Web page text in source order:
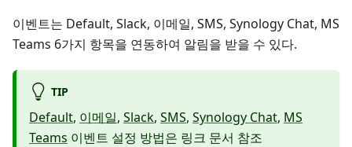
이벤트는 Default, Slack, 이메일, SMS, Synology Chat, MS
Teams 6가지 항목을 연동하여 알림을 받을 수 있다.
TIP
Default, 이메일, Slack, SMS, Synology Chat, MS
Teams 이벤트 설정 방법은 링크 문서 참조